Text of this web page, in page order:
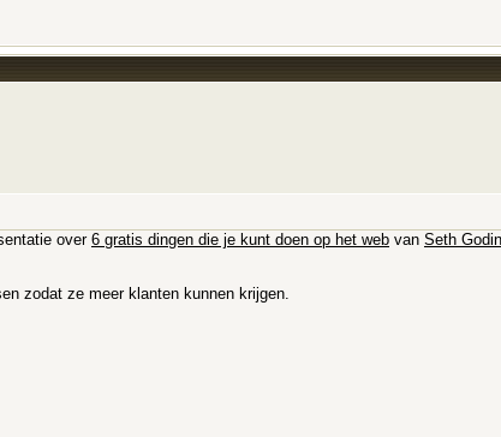
over 6 gratis dingen die je kunt doen op het web van Seth Godin
zodat ze meer klanten kunnen krijgen.